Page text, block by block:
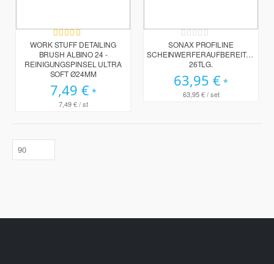
Bewertung:
100%
WORK STUFF DETAILING
BRUSH ALBINO 24 -
REINIGUNGSPINSEL ULTRA
SOFT Ø24MM
7,49 €
7,49 €/ st
Rating:
0%
SONAX PROFILINE
26TLG.
63,95 €
63,95 €/ set